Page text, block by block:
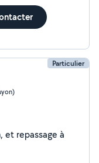
Particulier